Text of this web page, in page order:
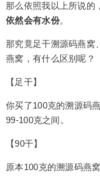
那么依照我以上所说的
依然会有水份。
那究竟足干溯源码燕窝
燕窝，有什么区别呢？
【足干】
你买了100克的溯源码
99-100克之间。
【90干】
原本100克的溯源码燕